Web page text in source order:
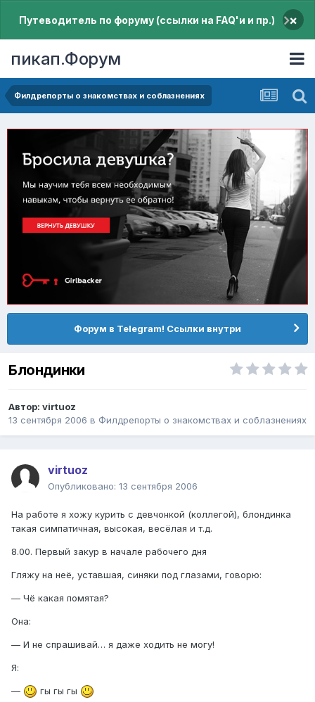
Путеводитель по форуму (ссылки на FAQ'и и пр.) ×
пикап.Форум
Филдрепорты о знакомствах и соблазнениях
Форум в Telegram! Ссылки внутри
Блондинки
Автор: virtuoz
13 сентября 2006 в Филдрепорты о знакомствах и соблазнениях
virtuoz
Опубликовано: 13 сентября 2006
На работе я хожу курить с девчонкой (коллегой), блондинка
такая симпатичная, высокая, весёлая и т.д.
8.00. Первый закур в начале рабочего дня
Гляжу на неё, уставшая, синяки под глазами, говорю:
— Чё какая помятая?
Она:
— И не спрашивай… я даже ходить не могу!
Я:
— гы гы гы